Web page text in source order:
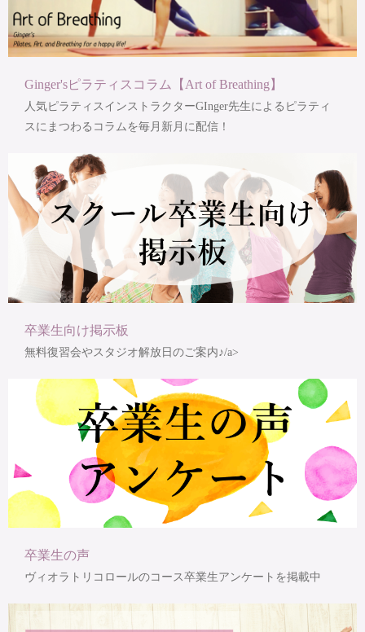
Ginger'sピラティスコラム【Art of Breathing】
人気ピラティスインストラクターGInger先生によるピラティ
スにまつわるコラムを毎月新月に配信！
卒業生向け掲示板
無料復習会やスタジオ解放日のご案内♪/a>
卒業生の声
ヴィオラトリコロールのコース卒業生アンケートを掲載中